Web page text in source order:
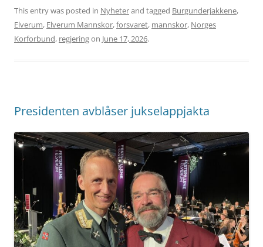
This entry was posted in Nyheterand tagged Burgunderjakkene,
Elverum, Elverum Mannskor,forsvaret, mannskor, Norges
Korforbund, regjeringon June 17, 2026.
Presidenten avblåser jukselappjakta